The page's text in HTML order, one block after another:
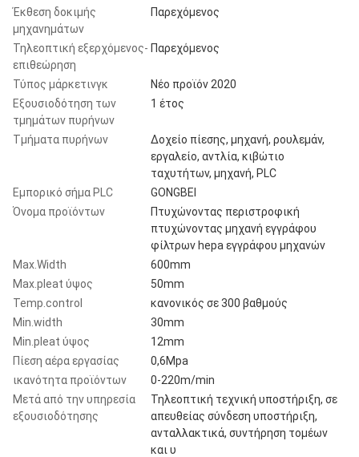
Έκθεση δοκιμής
μηχανημάτων
Παρεχόμενος
Τηλεοπτική εξερχόμενος-
επιθεώρηση
Παρεχόμενος
Τύπος μάρκετινγκ
Νέο προϊόν 2020
Εξουσιοδότηση των
τμημάτων πυρήνων
1 έτος
Τμήματα πυρήνων
Δοχείο πίεσης, μηχανή, ρουλεμάν,
εργαλείο, αντλία, κιβώτιο
ταχυτήτων, μηχανή, PLC
Εμπορικό σήμα PLC
GONGBEI
Όνομα προϊόντων
Πτυχώνοντας περιστροφική
πτυχώνοντας μηχανή εγγράφου
φίλτρων hepa εγγράφου μηχανών
Max.Width
600mm
Max.pleat ύψος
50mm
Temp.control
κανονικός σε 300 βαθμούς
Min.width
30mm
Min.pleat ύψος
12mm
Πίεση αέρα εργασίας
0,6Mpa
ικανότητα προϊόντων
0-220m/min
Μετά από την υπηρεσία
εξουσιοδότησης
Τηλεοπτική τεχνική υποστήριξη, σε
απευθείας σύνδεση υποστήριξη,
ανταλλακτικά, συντήρηση τομέων
και υ